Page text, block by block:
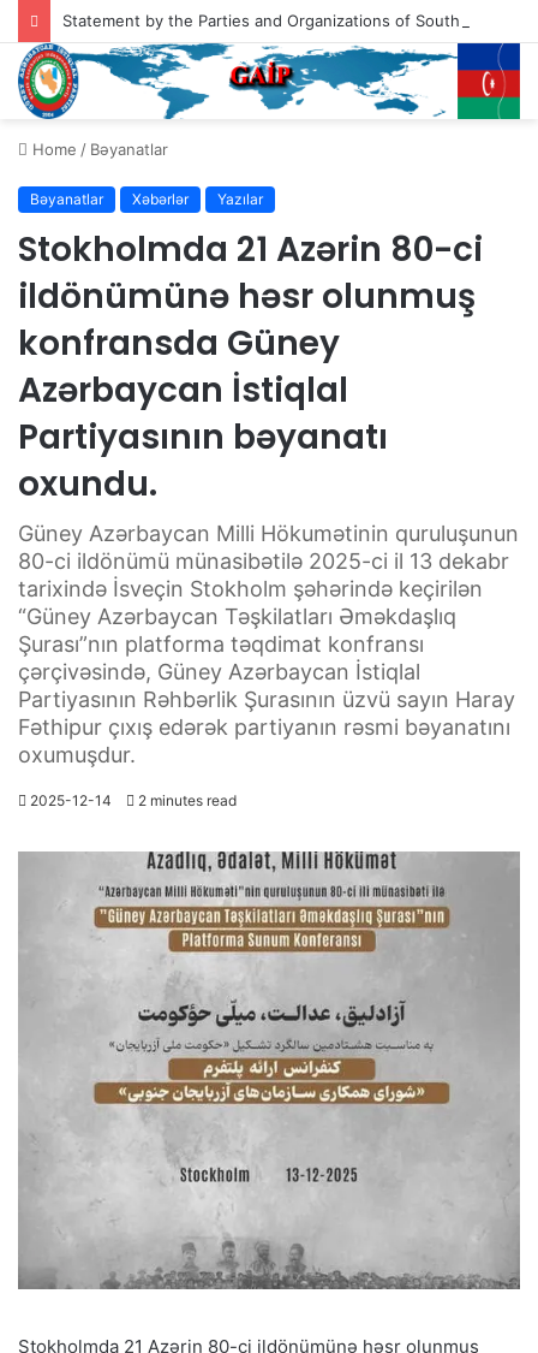
Home / Bəyanatlar
Bəyanatlar Xəbərlər Yazılar
Stokholmda 21 Azərin 80-ci
ildönümünə həsr olunmuş
konfransda Güney
Azərbaycan İstiqlal
Partiyasının bəyanatı
oxundu.
Güney Azərbaycan Milli Hökumətinin quruluşunun
80-ci ildönümü münasibətilə 2025-ci il 13 dekabr
tarixində İsveçin Stokholm şəhərində keçirilən
“Güney Azərbaycan Təşkilatları Əməkdaşlıq
Şurası”nın platforma təqdimat konfransı
çərçivəsində, Güney Azərbaycan İstiqlal
Partiyasının Rəhbərlik Şurasının üzvü sayın Haray
Fəthipur çıxış edərək partiyanın rəsmi bəyanatını
oxumuşdur.
2025-12-14 2 minutes read
Stokholmda 21 Azərin 80-ci ildönümünə həsr olunmuş